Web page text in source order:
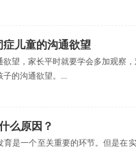
症儿童的沟通欲望
望，家长平时就要学会多加观察
子的沟通欲望。...
么原因？
育是一个至关重要的环节。但是在